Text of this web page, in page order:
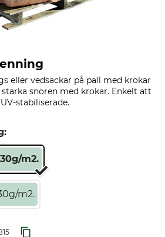
eller vedsäckar på pall med krokar
snören med krokar. Enkelt att
stabiliserade.
m2.
m2.